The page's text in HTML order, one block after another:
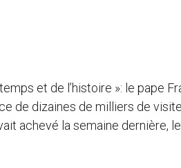
et de l’histoire »: le pape
de dizaines de milliers de
achevé la semaine dernière,